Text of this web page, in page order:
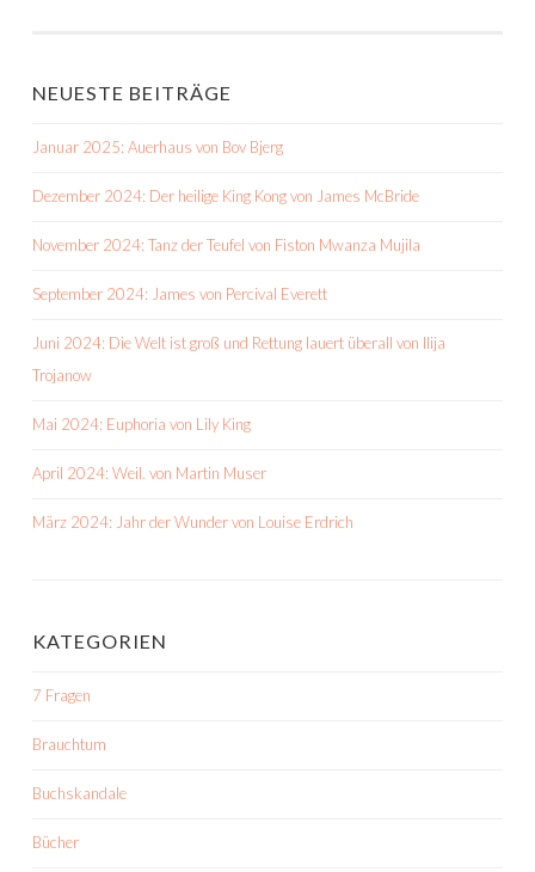
NEUESTE BEITRÄGE
Januar 2025: Auerhaus von Bov Bjerg
Dezember 2024: Der heilige King Kong von James McBride
November 2024: Tanz der Teufel von Fiston Mwanza Mujila
September 2024: James von Percival Everett
Juni 2024: Die Welt ist groß und Rettung lauert überall von Ilija
Trojanow
Mai 2024: Euphoria von Lily King
April 2024: Weil. von Martin Muser
März 2024: Jahr der Wunder von Louise Erdrich
KATEGORIEN
7 Fragen
Brauchtum
Buchskandale
Bücher